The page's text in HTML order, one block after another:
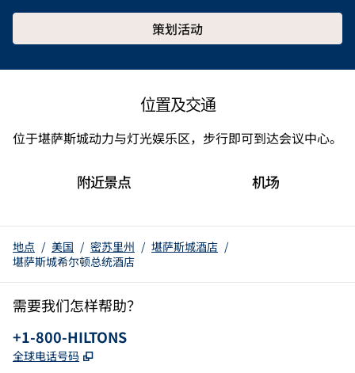
策划活动
位置及交通
位于堪萨斯城动力与灯光娱乐区，步行即可到达会议中心。
附近景点 机场
地点 / 美国 / 密苏里州 / 堪萨斯城酒店 /
堪萨斯城希尔顿总统酒店
需要我们怎样帮助？
电话：
+1-800-HILTONS
全球电话号码 ,